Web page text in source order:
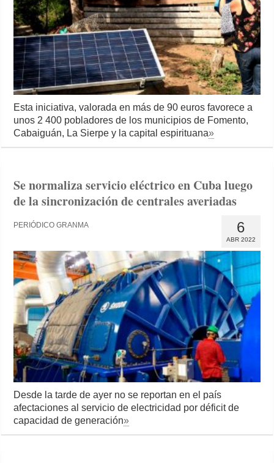
Esta iniciativa, valorada en más de 90 euros favorece a
unos 2 400 pobladores de los municipios de Fomento,
Cabaiguán, La Sierpe y la capital espirituana»
Se normaliza servicio eléctrico en Cuba luego
de la sincronización de centrales averiadas
6
ABR 2022
PERIÓDICO GRANMA
Desde la tarde de ayer no se reportan en el país
afectaciones al servicio de electricidad por déficit de
capacidad de generación»